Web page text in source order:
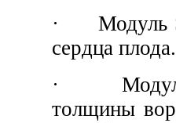
· Модуль
сердца плода.
· Модуль
толщины